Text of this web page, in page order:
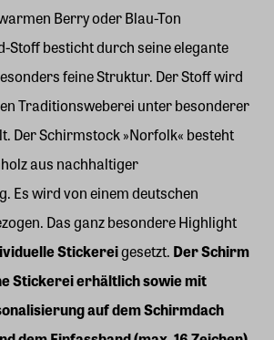
Berry oder Blau-Ton
Stoff besticht durch seine elegante
feine Struktur. Der Stoff wird
Traditionsweberei unter besonderer
Der Schirmstock »Norfolk« besteht
aus nachhaltiger
Es wird von einem deutschen
Das ganz besondere Highlight
Stickereigesetzt. Der Schirm
Stickerei erhältlich sowie mit
auf dem Schirmdach